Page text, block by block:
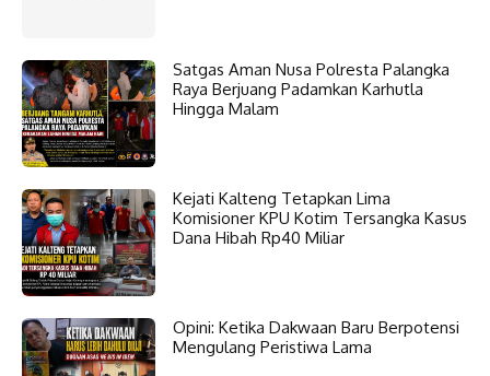
Satgas Aman Nusa Polresta Palangka
Raya Berjuang Padamkan Karhutla
Hingga Malam
Kejati Kalteng Tetapkan Lima
Komisioner KPU Kotim Tersangka Kasus
Dana Hibah Rp40 Miliar
Opini: Ketika Dakwaan Baru Berpotensi
Mengulang Peristiwa Lama